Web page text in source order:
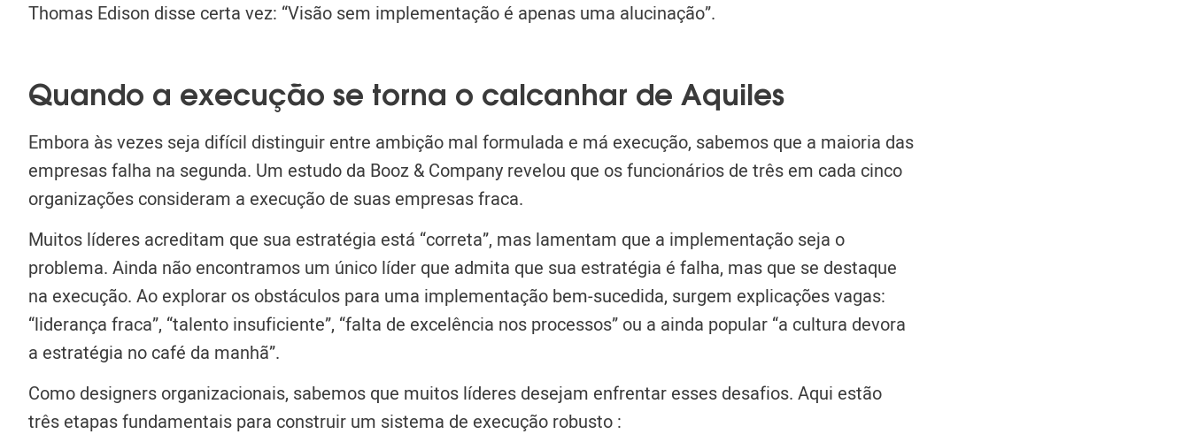
Thomas Edison disse certa vez: “Visão sem implementação é apenas uma alucinação”.
Quando a execução se torna o calcanhar de Aquiles
Embora às vezes seja difícil distinguir entre ambição mal formulada e má execução, sabemos que a maioria das
empresas falha na segunda. Um estudo da Booz & Company revelou que os funcionários de três em cada cinco
organizações consideram a execução de suas empresas fraca.
Muitos líderes acreditam que sua estratégia está “correta”, mas lamentam que a implementação seja o
problema. Ainda não encontramos um único líder que admita que sua estratégia é falha, mas que se destaque
na execução. Ao explorar os obstáculos para uma implementação bem-sucedida, surgem explicações vagas:
“liderança fraca”, “talento insuficiente”, “falta de excelência nos processos” ou a ainda popular “a cultura devora
a estratégia no café da manhã”.
Como designers organizacionais, sabemos que muitos líderes desejam enfrentar esses desafios. Aqui estão
três etapas fundamentais para construir um sistema de execução robusto :